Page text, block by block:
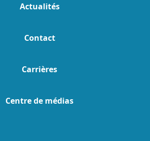
Actualités
Contact
Carrières
Centre de médias